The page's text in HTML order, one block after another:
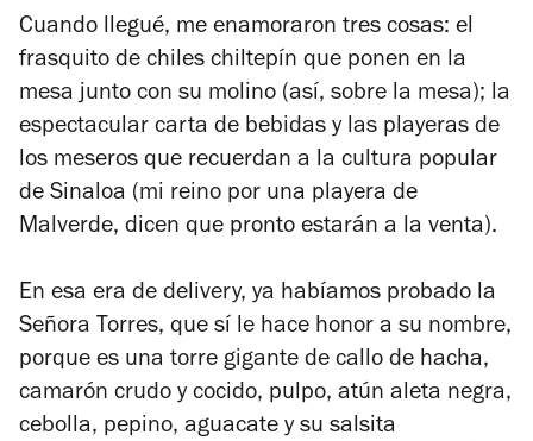
Cuando llegué, me enamoraron tres cosas: el
frasquito de chiles chiltepín que ponen en la
mesa junto con su molino (así, sobre la mesa); la
espectacular carta de bebidas y las playeras de
los meseros que recuerdan a la cultura popular
de Sinaloa (mi reino por una playera de
Malverde, dicen que pronto estarán a la venta).
En esa era de delivery, ya habíamos probado la
Señora Torres, que sí le hace honor a su nombre,
porque es una torre gigante de callo de hacha,
camarón crudo y cocido, pulpo, atún aleta negra,
cebolla, pepino, aguacate y su salsita